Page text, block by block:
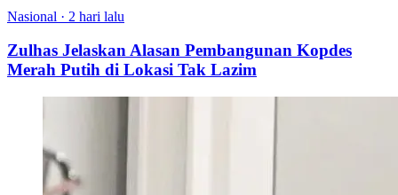
Nasional · 2 hari lalu
Zulhas Jelaskan Alasan Pembangunan Kopdes
Merah Putih di Lokasi Tak Lazim